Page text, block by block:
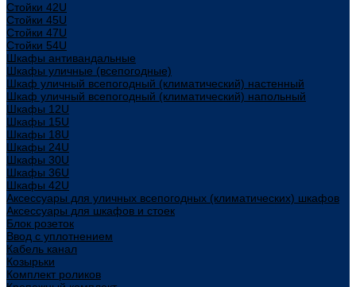
Стойки 42U
Стойки 45U
Стойки 47U
Стойки 54U
Шкафы антивандальные
Шкафы уличные (всепогодные)
Шкаф уличный всепогодный (климатический) настенный
Шкаф уличный всепогодный (климатический) напольный
Шкафы 12U
Шкафы 15U
Шкафы 18U
Шкафы 24U
Шкафы 30U
Шкафы 36U
Шкафы 42U
Аксессуары для уличных всепогодных (климатических) шкафов
Аксессуары для шкафов и стоек
Блок розеток
Ввод с уплотнением
Кабель канал
Козырьки
Комплект роликов